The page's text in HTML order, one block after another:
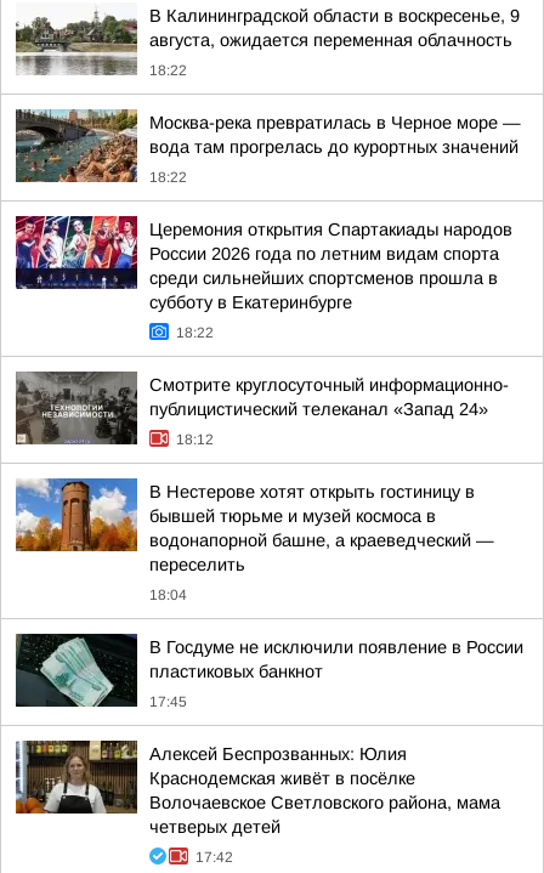
В Калининградской области в воскресенье, 9
августа, ожидается переменная облачность
18:22
Москва-река превратилась в Черное море —
вода там прогрелась до курортных значений
18:22
Церемония открытия Спартакиады народов
России 2026 года по летним видам спорта
среди сильнейших спортсменов прошла в
субботу в Екатеринбурге
18:22
Смотрите круглосуточный информационно-
публицистический телеканал «Запад 24»
18:12
В Нестерове хотят открыть гостиницу в
бывшей тюрьме и музей космоса в
водонапорной башне, а краеведческий —
переселить
18:04
В Госдуме не исключили появление в России
пластиковых банкнот
17:45
Алексей Беспрозванных: Юлия
Краснодемская живёт в посёлке
Волочаевское Светловского района, мама
четверых детей
17:42